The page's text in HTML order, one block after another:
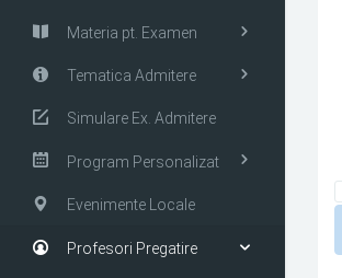
Materia pt. Examen
Tematica Admitere
Simulare Ex. Admitere
Program Personalizat
Evenimente Locale
Profesori Pregatire